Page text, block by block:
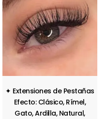
✦ Extensiones de Pestañas
Efecto: Clásico, Rímel,
Gato, Ardilla, Natural,